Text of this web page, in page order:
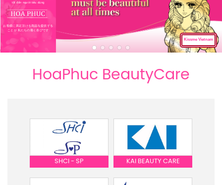
tốt đến người tiêu dùng
お客様に満足頂ける商品を提供する
ことが 私たちの働く喜びです
Kissme Vietnam
HoaPhuc BeautyCare
SHCI - SP KAI BEAUTY CARE